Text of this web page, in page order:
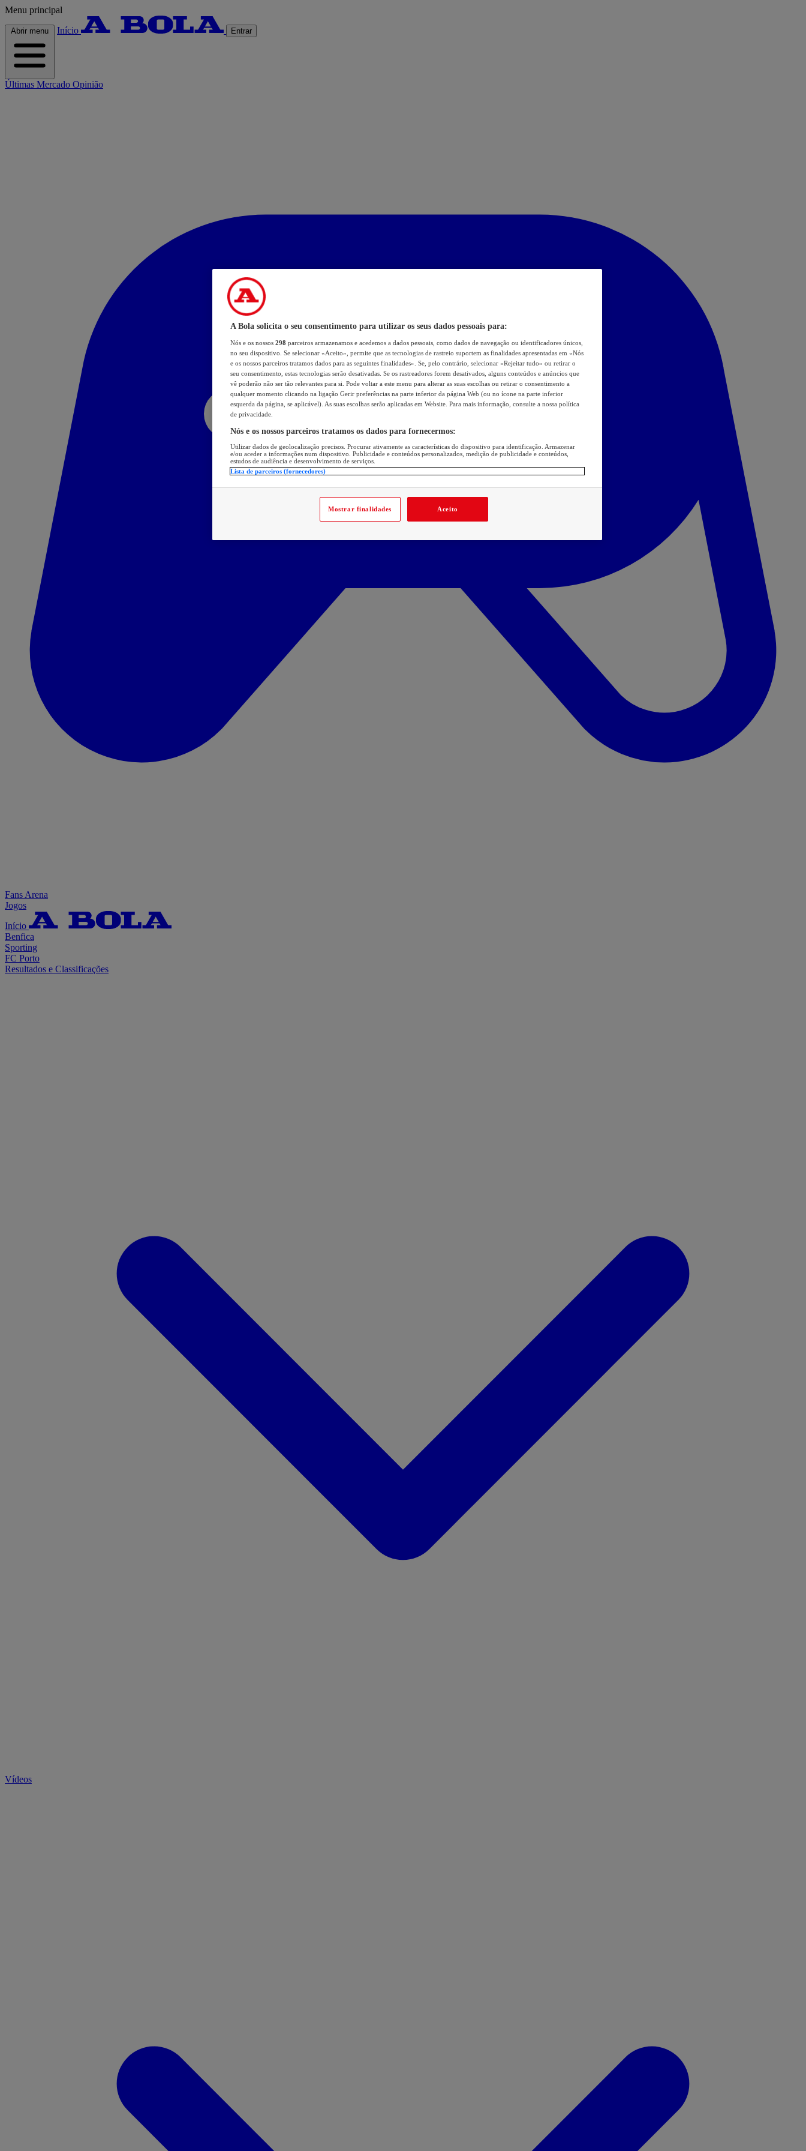
Menu principal
Abrir menu Início Entrar
Últimas Mercado Opinião
Fans Arena
Jogos
Início
Benfica
Sporting
FC Porto
Resultados e Classificações
Vídeos
A Bola solicita o seu consentimento para utilizar os seus dados pessoais para:
Nós e os nossos 298 parceiros armazenamos e acedemos a dados pessoais, como dados de navegação ou identificadores únicos,
no seu dispositivo. Se selecionar «Aceito», permite que as tecnologias de rastreio suportem as finalidades apresentadas em «Nós
e os nossos parceiros tratamos dados para as seguintes finalidades». Se, pelo contrário, selecionar «Rejeitar tudo» ou retirar o
seu consentimento, estas tecnologias serão desativadas. Se os rastreadores forem desativados, alguns conteúdos e anúncios que
vê poderão não ser tão relevantes para si. Pode voltar a este menu para alterar as suas escolhas ou retirar o consentimento a
qualquer momento clicando na ligação Gerir preferências na parte inferior da página Web (ou no ícone na parte inferior
esquerda da página, se aplicável). As suas escolhas serão aplicadas em Website. Para mais informação, consulte a nossa política
de privacidade.
Nós e os nossos parceiros tratamos os dados para fornecermos:
Utilizar dados de geolocalização precisos. Procurar ativamente as características do dispositivo para identificação. Armazenar
e/ou aceder a informações num dispositivo. Publicidade e conteúdos personalizados, medição de publicidade e conteúdos,
estudos de audiência e desenvolvimento de serviços.
Lista de parceiros (fornecedores)
Mostrar finalidades Aceito